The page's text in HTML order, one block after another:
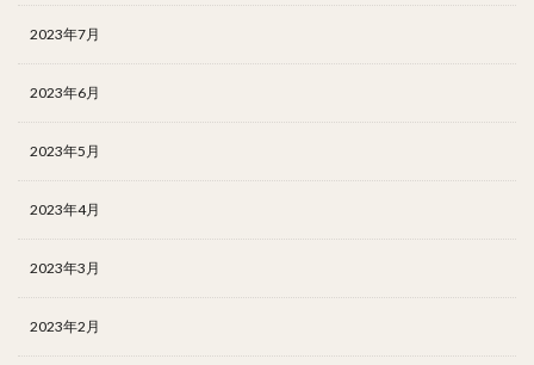
2023年7月
2023年6月
2023年5月
2023年4月
2023年3月
2023年2月